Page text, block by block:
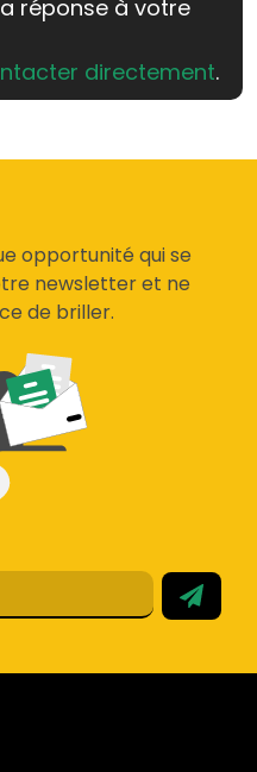
réponse à votre
directement.
opportunité qui se
newsletter et ne
de briller.